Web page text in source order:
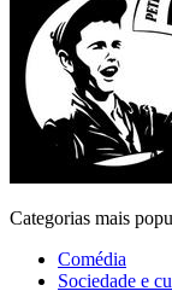
Categorias mais
Comédia
Sociedade e